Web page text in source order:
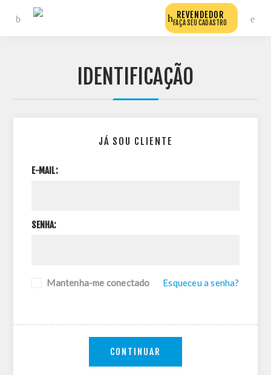
REVENDEDOR
FAÇA SEU CADASTRO
IDENTIFICAÇÃO
JÁ SOU CLIENTE
E-MAIL:
SENHA:
Mantenha-me conectado Esqueceu a senha?
CONTINUAR